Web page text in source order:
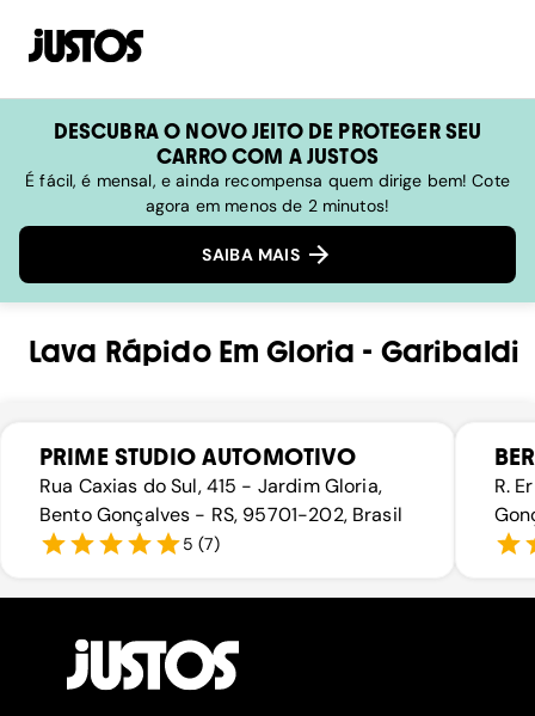
DESCUBRA O NOVO JEITO DE PROTEGER SEU
CARRO COM A JUSTOS
É fácil, é mensal, e ainda recompensa quem dirige bem! Cote
agora em menos de 2 minutos!
SAIBA MAIS
Lava RápidoEmGloria - Garibaldi
PRIME STUDIO AUTOMOTIVO
Rua Caxias do Sul, 415 - Jardim Gloria,
Bento Gonçalves - RS, 95701-202, Brasil
5 (7)
R.